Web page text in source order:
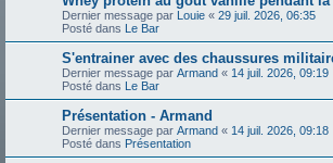
Dernier message par Louie « 29 juil. 2026, 06:35
Posté dans Le Bar
S'entrainer avec des chaussures
Dernier message par Armand « 14 juil. 2026, 09:19
Posté dans Le Bar
Présentation - Armand
Dernier message par Armand « 14 juil. 2026, 09:18
Posté dans Présentation